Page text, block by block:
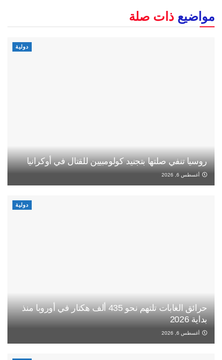
مواضيع ذات صلة
دولية
روسيا تنفي صلتها بتجنيد كولومبيين للقتال في أوكرانيا
أغسطس 6, 2026
دولية
حرائق الغابات تلتهم نحو 435 ألف هكتار في أوروبا منذ
بداية 2026
أغسطس 6, 2026